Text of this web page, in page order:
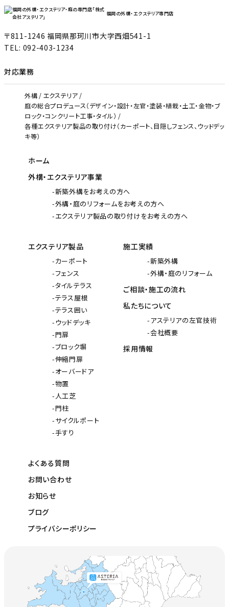
福岡の外構・エクステリア専門店
〒811-1246 福岡県那珂川市大字西畑541-1
TEL: 092-403-1234
対応業務
外構
エクステリア
庭の総合プロデュース（デザイン・設計・左官・塗装・植栽・土工・金物・ブ
ロック・コンクリート工事・タイル）
各種エクステリア製品の取り付け（カーポート、目隠しフェンス、ウッドデッ
キ等）
ホーム
外構・エクステリア事業
新築外構をお考えの方へ
外構・庭のリフォームをお考えの方へ
エクステリア製品の取り付けをお考えの方へ
エクステリア製品
カーポート
フェンス
タイルテラス
テラス屋根
テラス囲い
ウッドデッキ
門扉
ブロック塀
伸縮門扉
オーバードア
物置
人工芝
門柱
サイクルポート
手すり
施工実績
新築外構
外構・庭のリフォーム
ご相談・施工の流れ
私たちについて
アステリアの左官技術
会社概要
採用情報
よくある質問
お問い合わせ
お知らせ
ブログ
プライバシーポリシー